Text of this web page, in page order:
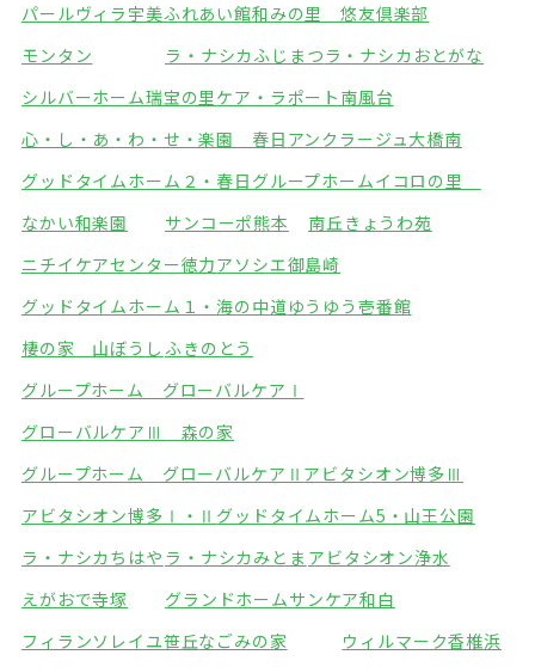
パールヴィラ宇美ふれあい館和みの里 悠友倶楽部
モンタン
ラ・ナシカふじまつラ・ナシカおとがな
シルバーホーム瑞宝の里 ケア・ラポート南風台
心・し・あ・わ・せ・楽園 春日 アンクラージュ大橋南
グッドタイムホーム２・春日 グループホームイコロの里
なかい和楽園
サンコーポ熊本
南丘きょうわ苑
ニチイケアセンター徳力アソシエ御島崎
グッドタイムホーム１・海の中道ゆうゆう壱番館
棲の家 山ぼうし ふきのとう
グループホーム グローバルケアⅠ
グローバルケアⅢ 森の家
グループホーム グローバルケアⅡ アビタシオン博多Ⅲ
アビタシオン博多Ⅰ・Ⅱ グッドタイムホーム5・山王公園
ラ・ナシカちはや ラ・ナシカみとま アビタシオン浄水
えがおで寺塚
グランドホームサンケア和白
フィランソレイユ笹丘なごみの家 ウィルマーク香椎浜